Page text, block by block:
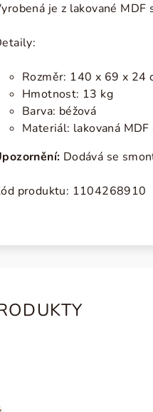
yrobená je z lakované
Rozměr: 140 x 69 x 24
Hmotnost: 13 kg
Barva: béžová
Materiál: lakovaná
Dodává se
produktu: 1104268910